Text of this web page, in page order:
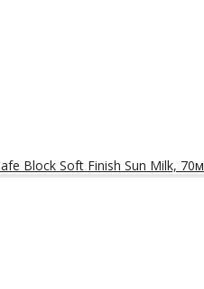
Block Soft Finish Sun Milk,